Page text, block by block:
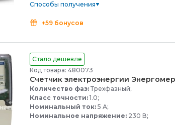
Способы получения
+59 бонусов
Стало дешевле
Код товара: 480073
Счетчик электроэнергии
Количество фаз: Трехфазный;
Класс точности: 1.0;
Номинальный ток: 5 А;
Номинальное напряжение: 230 В;